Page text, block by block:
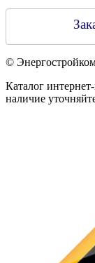
©
Каталог
наличие